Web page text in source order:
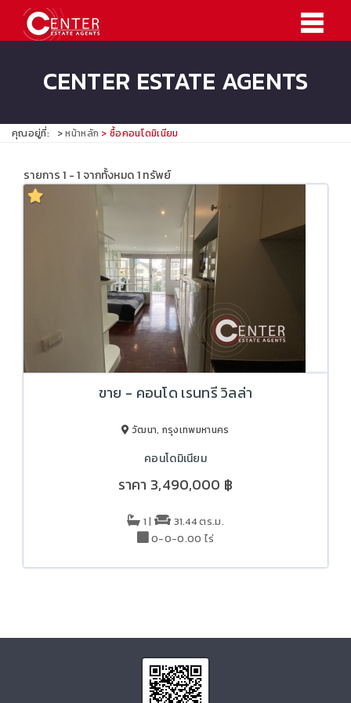
CENTER ESTATE AGENTS
คุณอยู่ที่: หน้าหลัก ซื้อคอนโดมิเนียม
รายการ 1 - 1 จากทั้งหมด 1 ทรัพย์
ขาย - คอนโด เรนทรี วิลล่า
วัฒนา, กรุงเทพมหานคร
คอนโดมิเนียม
ราคา 3,490,000 ฿
1 |
31.44 ตร.ม.
0-0-0.00 ไร่